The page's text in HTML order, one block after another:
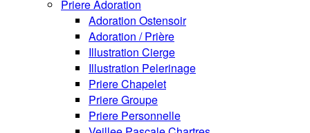
Priere Adoration
Adoration Ostensoir
Adoration / Prière
Illustration Cierge
Illustration Pelerinage
Priere Chapelet
Priere Groupe
Priere Personnelle